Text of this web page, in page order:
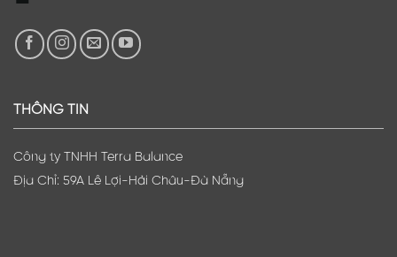
THÔNG TIN
Công ty TNHH Terra Balance
Địa Chỉ: 59A Lê Lợi-Hải Châu-Đà Nẵng